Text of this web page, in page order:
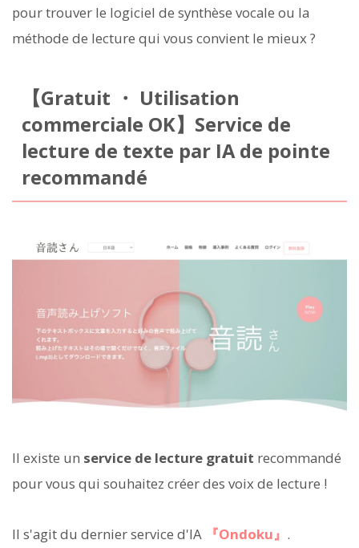
pour trouver le logiciel de synthèse vocale ou la
méthode de lecture qui vous convient le mieux ?
【Gratuit ・ Utilisation
commerciale OK】Service de
lecture de texte par IA de pointe
recommandé
Il existe un service de lecture gratuit recommandé
pour vous qui souhaitez créer des voix de lecture !
Il s'agit du dernier service d'IA 『Ondoku』 .